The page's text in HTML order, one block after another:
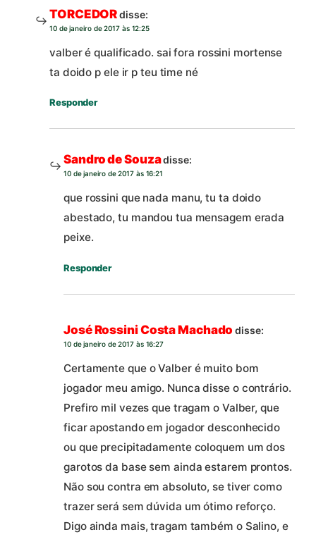
TORCEDORdisse:
10 de janeiro de 2017 às 12:25
valber é qualificado. sai fora rossini mortense
ta doido p ele ir p teu time né
Responder
Sandro de Souzadisse:
10 de janeiro de 2017 às 16:21
que rossini que nada manu, tu ta doido
abestado, tu mandou tua mensagem erada
peixe.
Responder
José Rossini Costa Machado disse:
10 de janeiro de 2017 às 16:27
Certamente que o Valber é muito bom
jogador meu amigo. Nunca disse o contrário.
Prefiro mil vezes que tragam o Valber, que
ficar apostando em jogador desconhecido
ou que precipitadamente coloquem um dos
garotos da base sem ainda estarem prontos.
Não sou contra em absoluto, se tiver como
trazer será sem dúvida um ótimo reforço.
Digo ainda mais, tragam também o Salino, e